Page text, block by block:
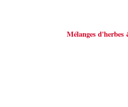
Mélanges d'herbes